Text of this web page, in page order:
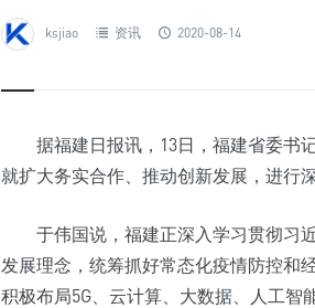
ksjiao 资讯 2020-08-14
据福建日报讯，13日，福建省委书
就扩大务实合作、推动创新发展，进行深
于伟国说，福建正深入学习贯彻习
发展理念，统筹抓好常态化疫情防控和
积极布局5G、云计算、大数据、人工